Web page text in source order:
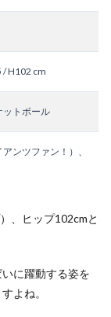
/ H102 cm
ットボール
ンツファン！）、
、ヒップ102cmと
に躍動する姿を
よね。